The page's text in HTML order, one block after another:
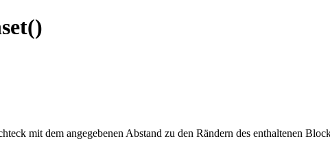
mit dem angegebenen Abstand zu den Rändern des enthaltenen